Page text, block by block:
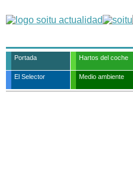
Portada Hartos del coche
El Selector Medio ambiente